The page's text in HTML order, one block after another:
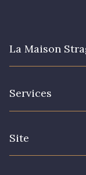
La Maison
Services
Site